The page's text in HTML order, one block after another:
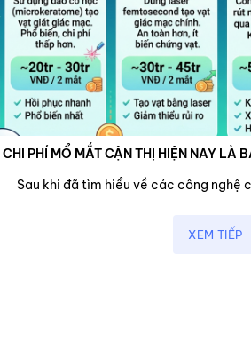
CHI PHÍ MỔ MẮT CẬN THỊ HIỆN NAY LÀ
Sau khi đã tìm hiểu về các công nghệ
XEM TIẾP